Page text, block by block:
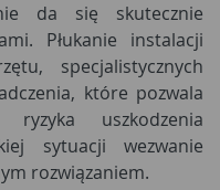
da się skutecznie
Płukanie instalacji
specjalistycznych
które pozwala
uszkodzenia
sytuacji wezwanie
rozwiązaniem.